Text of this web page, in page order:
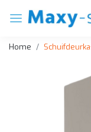
Home